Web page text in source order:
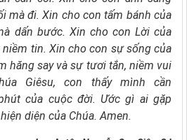
mà đi.Xin cho con tấm bánh của
dấn bước. Xin cho con Lời của
tin. Xin cho con sự sống của
hăng say và sự tươi tắn, niềm vui
Giêsu,con thấy mình cần
của cuộc đời. Ước gì ai gặp
diện của Chúa. Amen.